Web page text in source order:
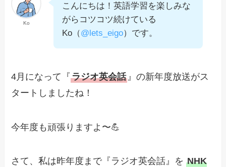
Ko
こんにちは！英語学習を楽しみな
がらコツコツ続けている
Ko（@lets_eigo）です。
4月になって『ラジオ英会話 』の新年度放送がス
タートしましたね！
今年度も頑張りますよ〜💪
さて、私は昨年度まで『ラジオ英会話』をNHK